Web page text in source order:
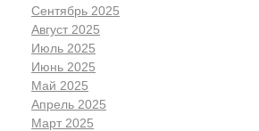
Сентябрь 2025
Август 2025
Июль 2025
Июнь 2025
Май 2025
Апрель 2025
Март 2025